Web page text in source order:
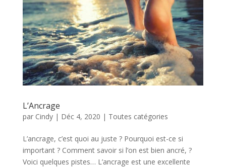
L’Ancrage
par Cindy| Déc 4, 2020 | Toutes catégories
L’ancrage, c’est quoi au juste ? Pourquoi est-ce si
important ? Comment savoir si l’on est bien ancré, ?
Voici quelques pistes… L’ancrage est une excellente